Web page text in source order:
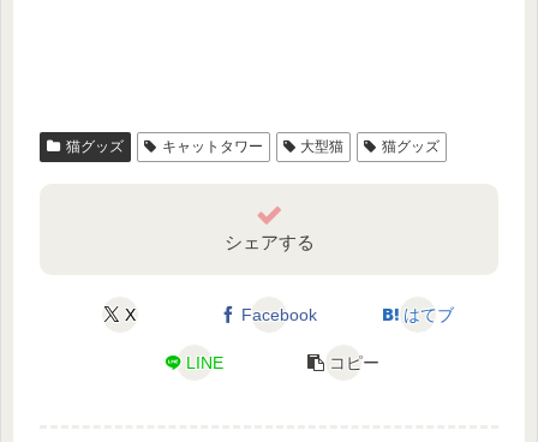
猫グッズ キャットタワー 大型猫 猫グッズ
シェアする
X Facebook はてブ
LINE コピー